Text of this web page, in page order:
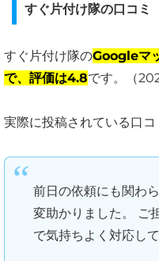
すぐ片付け隊の口コミ
すぐ片付け隊のGoogleマ
で、評価は4.8です。（
実際に投稿されている口コ
前日の依頼にも関わ
変助かりました。 ご
で気持ちよく対応し